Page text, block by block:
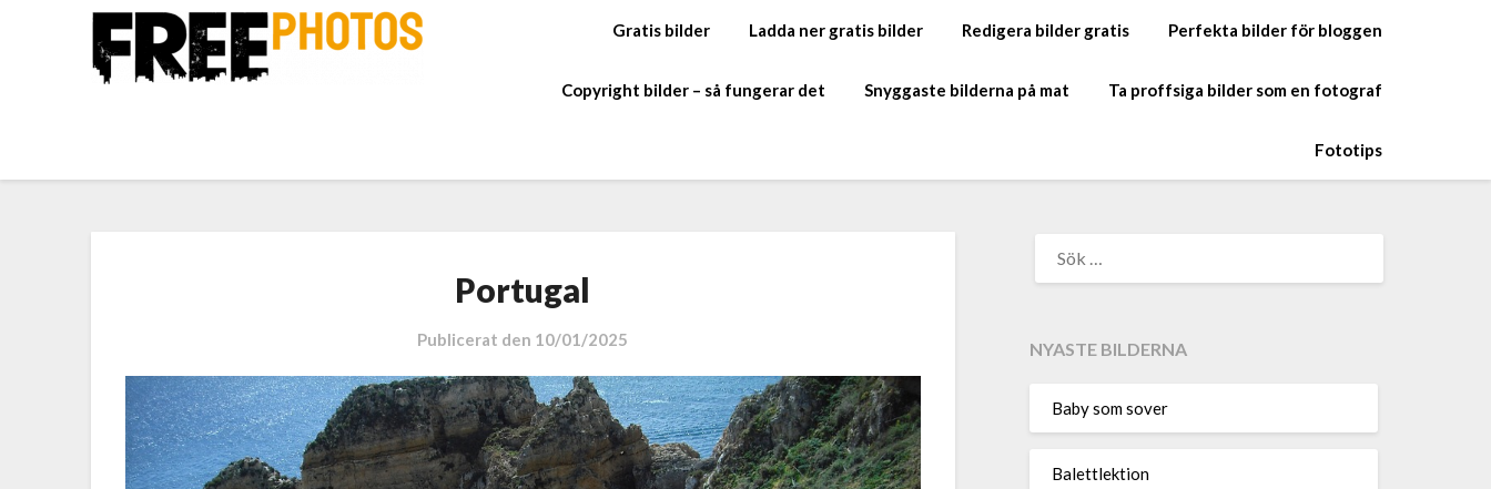
Gratis bilder Ladda ner gratis bilder Redigera bilder gratis Perfekta bilder för bloggen
Copyright bilder – så fungerar det Snyggaste bilderna på mat Ta proffsiga bilder som en fotograf
Fototips
Portugal
Publicerat den 10/01/2025 NYASTE BILDERNA
Baby som sover
Balettlektion